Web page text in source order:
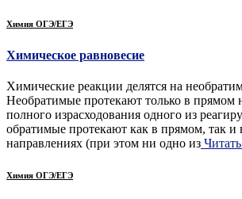
Химия ОГЭ/ЕГЭ
Химическое равновесие
Химические реакции делятся на
Необратимые протекают только в прямом
полного израсходования одного из
обратимые протекают как в прямом, так и
направлениях (при этом ни одно из
Химия ОГЭ/ЕГЭ